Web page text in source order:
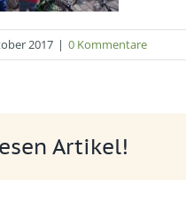
2017 | 0 Kommentare
Artikel!